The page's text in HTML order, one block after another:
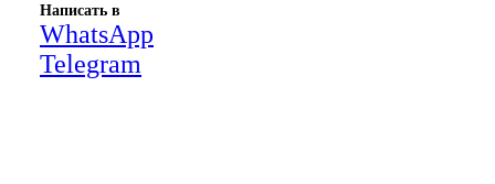
Написать в
WhatsApp
Telegram